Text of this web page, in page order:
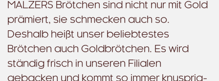
MALZERS Brötchen sind nicht nur mit Gold
prämiert, sie schmecken auch so.
Deshalb heißt unser beliebtestes
Brötchen auch Goldbrötchen. Es wird
ständig frisch in unseren Filialen
gebacken und kommt so immer knusprig-